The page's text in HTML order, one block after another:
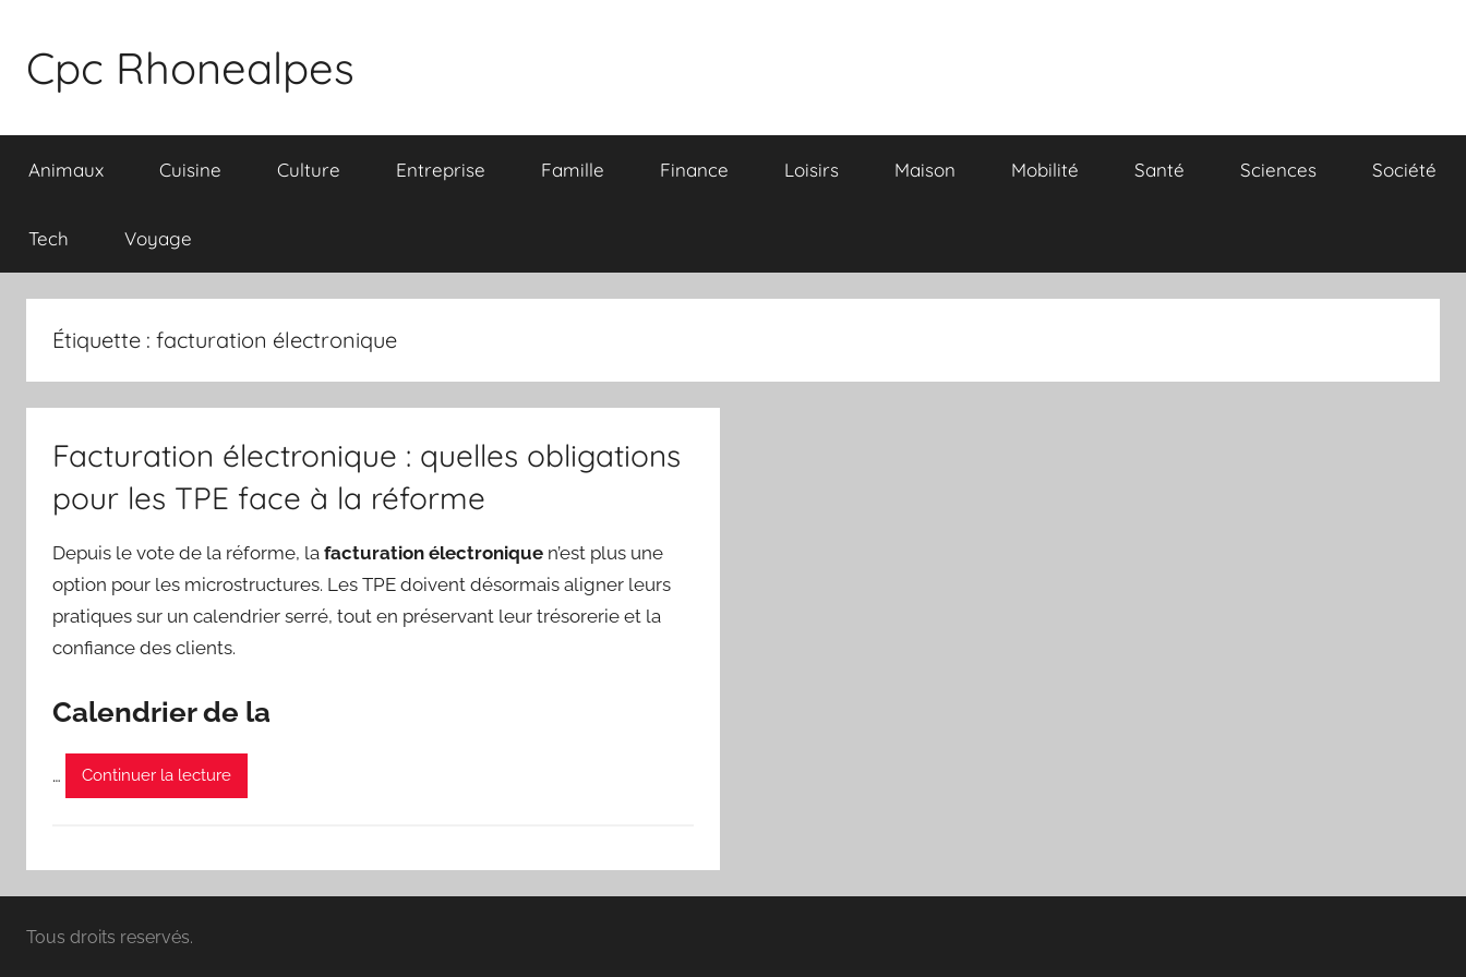
contenu
Cpc Rhonealpes
Animaux Cuisine Culture Entreprise Famille Finance Loisirs Maison Mobilité Santé Sciences Société
Tech Voyage
Étiquette : facturation électronique
Facturation électronique : quelles obligations
pour les TPE face à la réforme
Depuis le vote de la réforme, la facturation électronique n’est plus une
option pour les microstructures. Les TPE doivent désormais aligner leurs
pratiques sur un calendrier serré, tout en préservant leur trésorerie et la
confiance des clients.
Calendrier de la
… Continuer la lecture
Tous droits reservés.